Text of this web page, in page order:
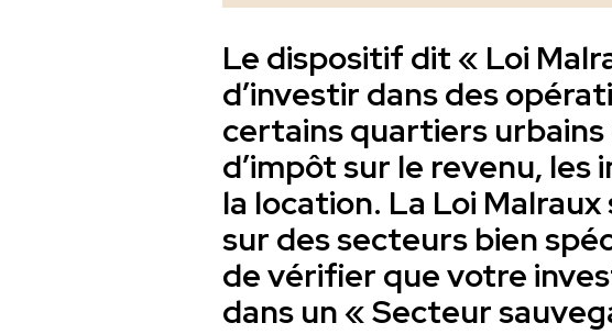
Le dispositif dit « Loi
d’investir dans des
certains quartiers
d’impôt sur le revenu,
la location. La Loi
sur des secteurs bien
de vérifier que votre
dans un « Secteur